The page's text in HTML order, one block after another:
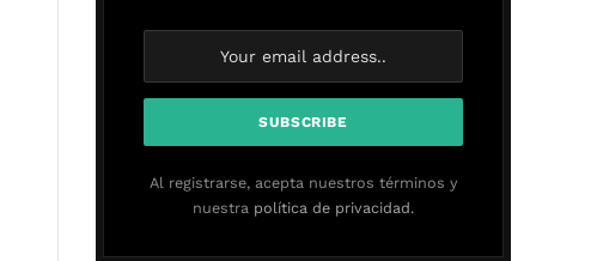
Al registrarse, acepta nuestros términos y
nuestra política de privacidad.